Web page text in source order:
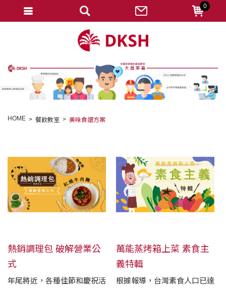
HOME 餐飲教室 美味食譜方案
熱銷調理包 破解營業公
式
年尾將近，各種佳節和慶祝活
萬能蒸烤箱上菜 素食主
義特輯
根據報導，台灣素食人口已達
0
忘記密碼
變更密碼
匯款通知
會員登出